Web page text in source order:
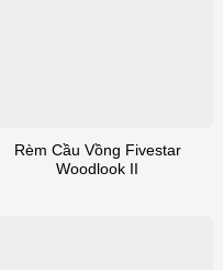
Rèm Cầu Vồng Fivestar
Woodlook II